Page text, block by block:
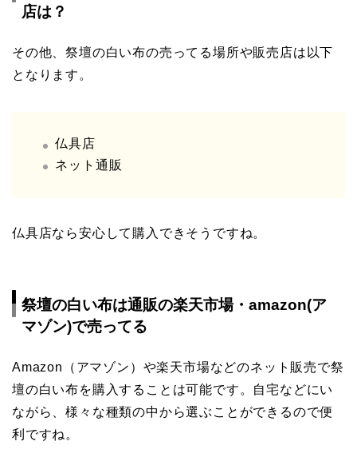
店は？
その他、祭壇の白い布の売ってる場所や販売店は以下
となります。
仏具店
ネット通販
仏具店なら安心して購入できそうですね。
祭壇の白い布は通販の楽天市場・amazon(ア
マゾン)で売ってる
Amazon（アマゾン）や楽天市場などのネット販売で祭
壇の白い布を購入することは可能です。自宅などにい
ながら、様々な種類の中から選ぶことができるので便
利ですね。